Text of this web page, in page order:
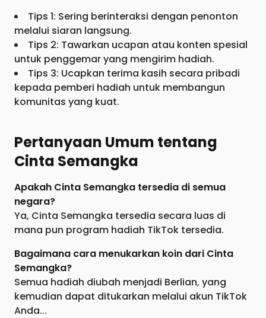
Tips 1: Sering berinteraksi dengan penonton
melalui siaran langsung.
Tips 2: Tawarkan ucapan atau konten spesial
untuk penggemar yang mengirim hadiah.
Tips 3: Ucapkan terima kasih secara pribadi
kepada pemberi hadiah untuk membangun
komunitas yang kuat.
Pertanyaan Umum tentang
Cinta Semangka
Apakah Cinta Semangka tersedia di semua
negara?
Ya, Cinta Semangka tersedia secara luas di
mana pun program hadiah TikTok tersedia.
Bagaimana cara menukarkan koin dari Cinta
Semangka?
Semua hadiah diubah menjadi Berlian, yang
kemudian dapat ditukarkan melalui akun TikTok
Anda...